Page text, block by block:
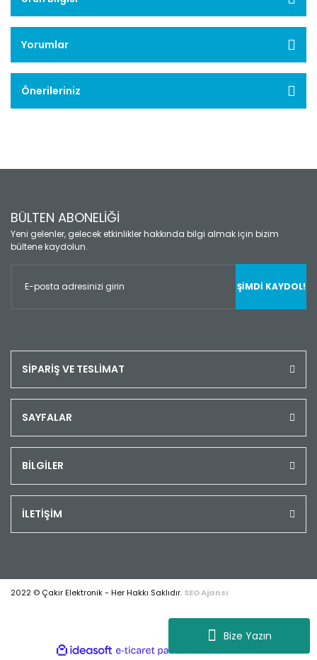
Bize Yazın
Yorumlar
Önerileriniz
BÜLTEN ABONELİĞİ
Yeni gelenler, gelecek etkinlikler hakkında bilgi almak için bizim
bültene kaydolun.
ŞİMDİ KAYDOL!
SİPARİŞ VE TESLİMAT
SAYFALAR
BİLGİLER
İLETİŞİM
2022 © Çakır Elektronik - Her Hakkı Saklıdır. SEO Ajansı
ideasoft